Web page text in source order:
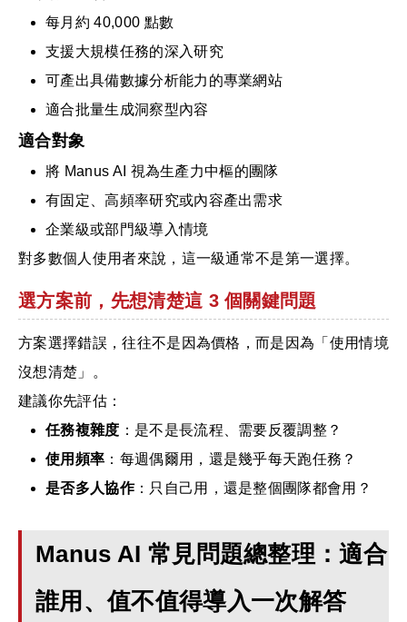
每月約 40,000 點數
支援大規模任務的深入研究
可產出具備數據分析能力的專業網站
適合批量生成洞察型內容
適合對象
將 Manus AI 視為生產力中樞的團隊
有固定、高頻率研究或內容產出需求
企業級或部門級導入情境
對多數個人使用者來說，這一級通常不是第一選擇。
選方案前，先想清楚這 3 個關鍵問題
方案選擇錯誤，往往不是因為價格，而是因為「使用情境
沒想清楚」。
建議你先評估：
任務複雜度 ：是不是長流程、需要反覆調整？
使用頻率 ：每週偶爾用，還是幾乎每天跑任務？
是否多人協作：只自己用，還是整個團隊都會用？
Manus AI 常見問題總整理：適合
誰用、值不值得導入一次解答